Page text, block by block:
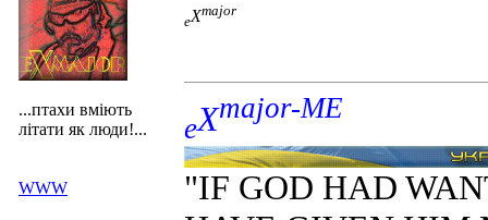
...птахи вміють
літати як люди!...
WWW
eXmajor
eXmajor-ME
"IF GOD HAD